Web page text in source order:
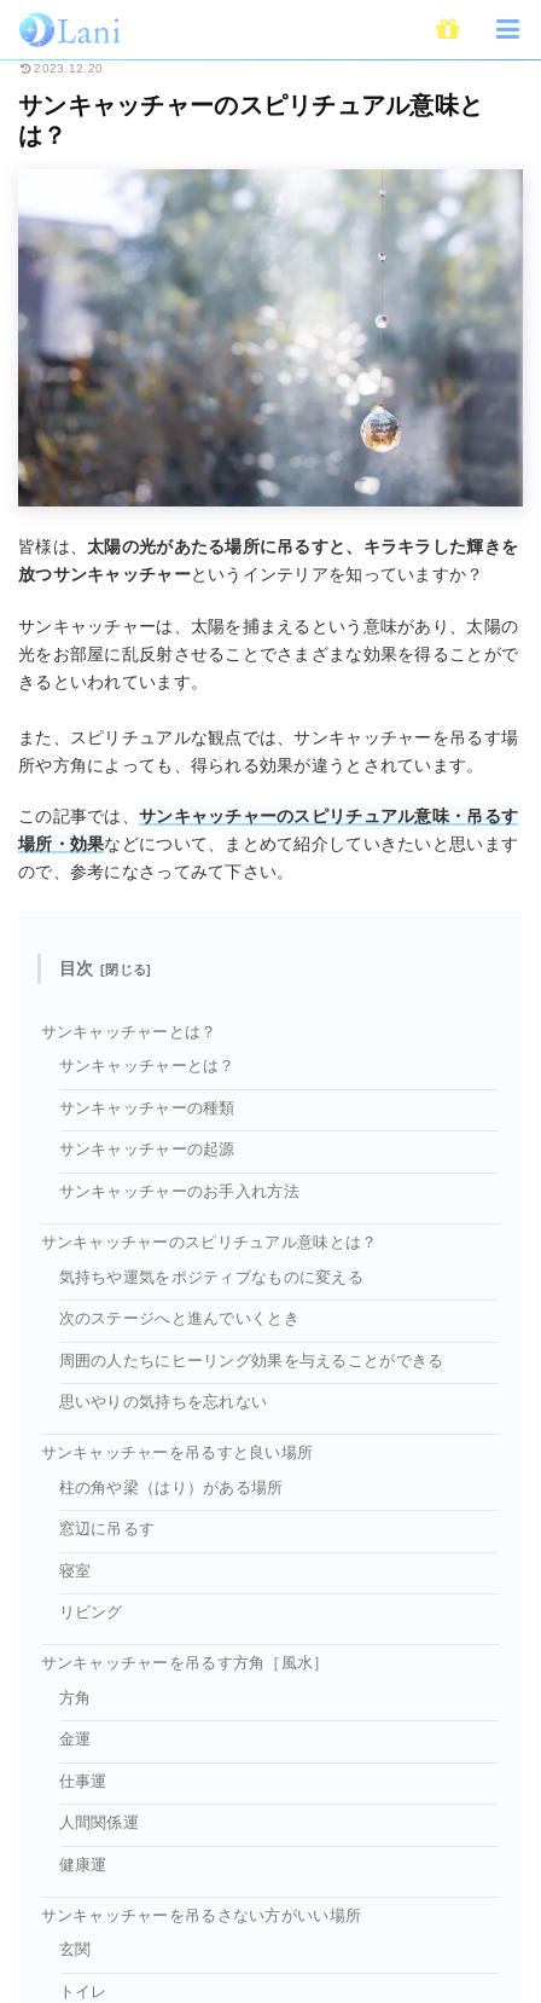
ホーム スピリチュアル サンキャッチャーのスピリチュアル意味とは？
2023.12.20
サンキャッチャーのスピリチュアル意味と
は？
皆様は、太陽の光があたる場所に吊るすと、キラキラした輝きを
放つサンキャッチャーというインテリアを知っていますか？
サンキャッチャーは、太陽を捕まえるという意味があり、太陽の
光をお部屋に乱反射させることでさまざまな効果を得ることがで
きるといわれています。
また、スピリチュアルな観点では、サンキャッチャーを吊るす場
所や方角によっても、得られる効果が違うとされています。
この記事では、 サンキャッチャーのスピリチュアル意味・吊るす
場所・効果などについて、まとめて紹介していきたいと思います
ので、参考になさってみて下さい。
目次
サンキャッチャーとは？
サンキャッチャーとは？
サンキャッチャーの種類
サンキャッチャーの起源
サンキャッチャーのお手入れ方法
サンキャッチャーのスピリチュアル意味とは？
気持ちや運気をポジティブなものに変える
次のステージへと進んでいくとき
周囲の人たちにヒーリング効果を与えることができる
思いやりの気持ちを忘れない
サンキャッチャーを吊るすと良い場所
柱の角や梁（はり）がある場所
窓辺に吊るす
寝室
リビング
サンキャッチャーを吊るす方角［風水］
方角
金運
仕事運
人間関係運
健康運
サンキャッチャーを吊るさない方がいい場所
玄関
トイレ